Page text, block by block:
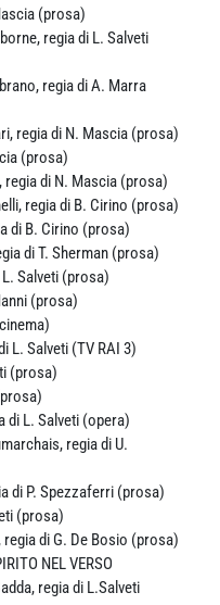
(prosa)
regia di L. Salveti
regia di A. Marra
regia di N. Mascia (prosa)
(prosa)
regia di N. Mascia (prosa)
regia di B. Cirino (prosa)
di B. Cirino (prosa)
di T. Sherman (prosa)
L. Salveti (prosa)
(prosa)
L. Salveti (TV RAI 3)
(prosa)
di L. Salveti (opera)
regia di U.
di P. Spezzaferri (prosa)
(prosa)
regia di G. De Bosio (prosa)
NEL VERSO
regia di L.Salveti